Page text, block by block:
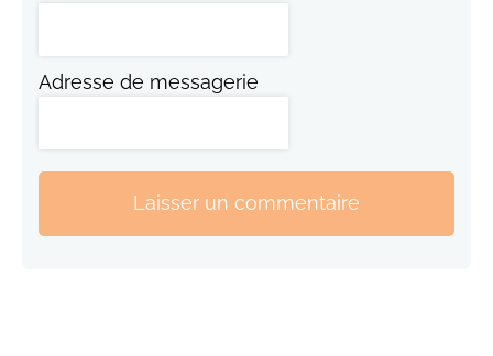
Adresse de messagerie
Laisser un commentaire